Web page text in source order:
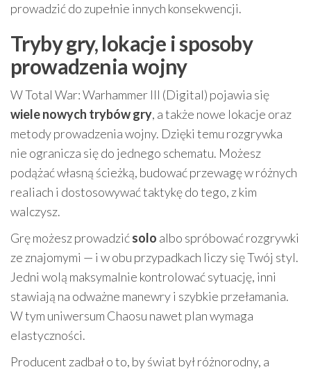
prowadzić do zupełnie innych konsekwencji.
Tryby gry, lokacje i sposoby
prowadzenia wojny
W Total War: Warhammer III (Digital) pojawia się
wiele nowych trybów gry, a także nowe lokacje oraz
metody prowadzenia wojny. Dzięki temu rozgrywka
nie ogranicza się do jednego schematu. Możesz
podążać własną ścieżką, budować przewagę w różnych
realiach i dostosowywać taktykę do tego, z kim
walczysz.
Grę możesz prowadzićsolo albo spróbować rozgrywki
ze znajomymi — i w obu przypadkach liczy się Twój styl.
Jedni wolą maksymalnie kontrolować sytuację, inni
stawiają na odważne manewry i szybkie przełamania.
W tym uniwersum Chaosu nawet plan wymaga
elastyczności.
Producent zadbał o to, by świat był różnorodny, a